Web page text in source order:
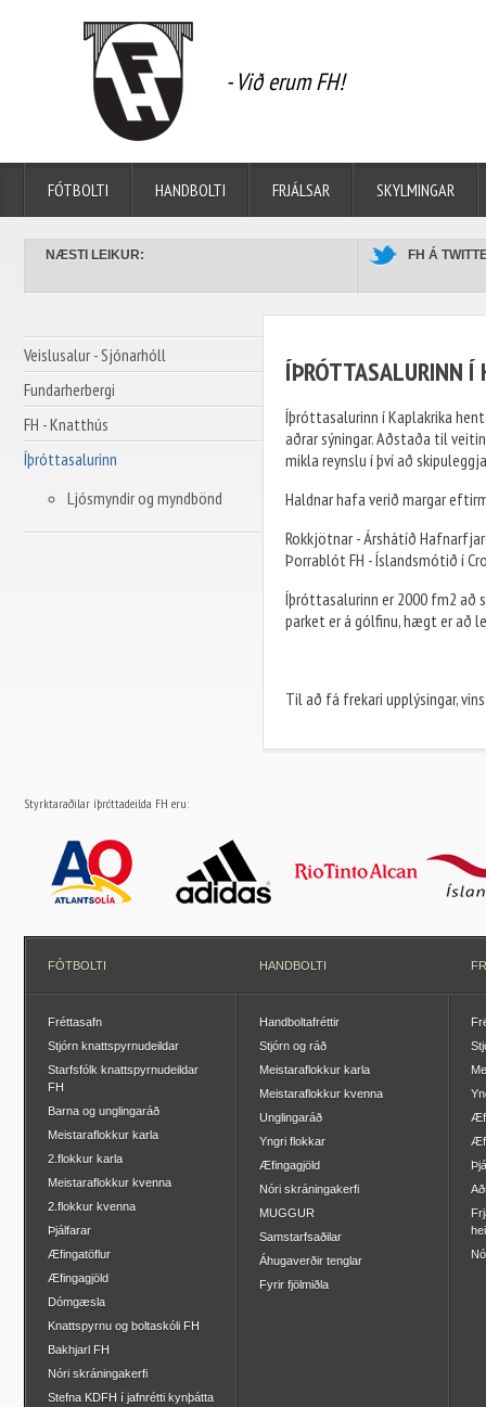
- Við erum FH!
FÓTBOLTI HANDBOLTI FRJÁLSAR SKYLMINGAR
BAKHJARL FH LÍFIÐ Í KRIKANUM NORI LED SKILTI
NÆSTI LEIKUR: FH Á
Veislusalur - Sjónarhóll
Fundarherbergi
FH - Knatthús
Íþróttasalurinn
Ljósmyndir og myndbönd
ÍÞRÓTTASALURINN Í
Íþróttasalurinn í Kaplakrika
aðrar sýningar. Aðstaða til
mikla reynslu í því að
Haldnar hafa verið margar
Rokkjötnar - Árshátíð
Þorrablót FH - Íslandsmótið í
Íþróttasalurinn er 2000 fm2 að
parket er á gólfinu, hægt er að
Til að fá frekari upplýsingar,
Styrktaraðilar íþróttadeilda FH eru:
FÓTBOLTI
Fréttasafn
Stjórn knattspyrnudeildar
Starfsfólk knattspyrnudeildar
FH
Barna og unglingaráð
Meistaraflokkur karla
2.flokkur karla
Meistaraflokkur kvenna
2.flokkur kvenna
Þjálfarar
Æfingatöflur
Æfingagjöld
Dómgæsla
Knattspyrnu og boltaskóli FH
Bakhjarl FH
Nóri skráningakerfi
Stefna KDFH í jafnrétti kynþátta
HANDBOLTI
Handboltafréttir
Stjórn og ráð
Meistaraflokkur karla
Meistaraflokkur kvenna
Unglingaráð
Yngri flokkar
Æfingagjöld
Nóri skráningakerfi
MUGGUR
Samstarfsaðilar
Áhugaverðir tenglar
Fyrir fjölmiðla